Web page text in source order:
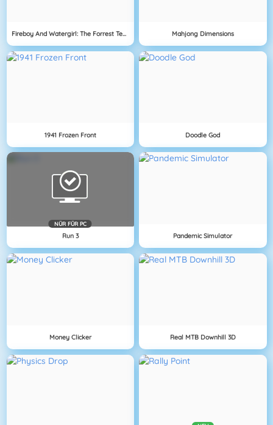
Fireboy And Watergirl: The Forrest Temple Mahjong Dimensions
1941 Frozen Front Doodle God
NÜR FÜR PC
Run 3 Pandemic Simulator
Money Clicker Real MTB Downhill 3D